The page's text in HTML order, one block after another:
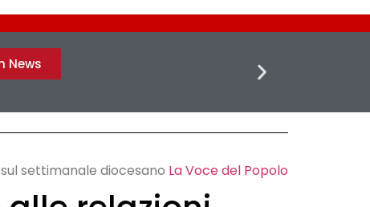
News
settimanale diocesano La Voce del Popolo